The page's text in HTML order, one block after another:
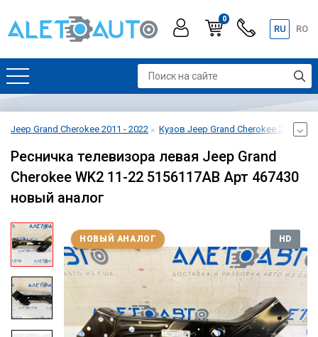
0
RU RO
Jeep Grand Cherokee 2011 - 2022 Кузов Jeep Grand Cherokee 2011 -
Ресничка телевизора левая Jeep Grand
Cherokee WK2 11-22 5156117AB Арт 467430
новый аналог
НОВЫЙ АНАЛОГ HD